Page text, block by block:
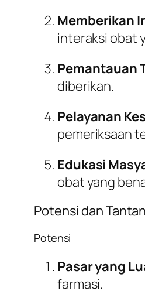
Memberikan
interaksi obat
Pemantauan
diberikan.
Pelayanan
pemeriksaan
Edukasi
obat yang
Potensi dan
Potensi
Pasar yang
farmasi.